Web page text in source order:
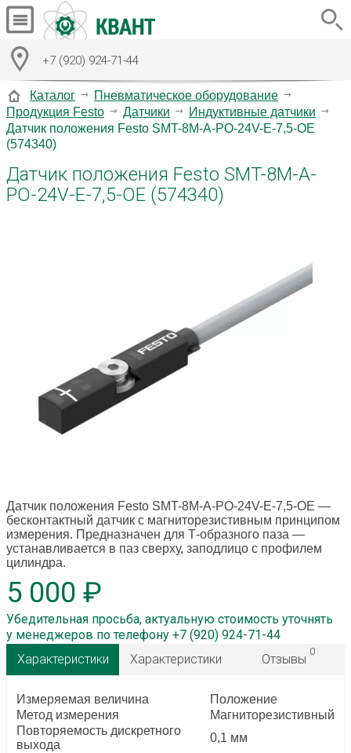
+7 (920) 924-71-44
Каталог
Пневматическое оборудование
Продукция Festo
Датчики
Индуктивные датчики
Датчик положения Festo SMT-8M-A-PO-24V-E-7,5-OE
(574340)
Датчик положения Festo SMT-8M-A-
PO-24V-E-7,5-OE (574340)
Датчик положения Festo SMT-8M-A-PO-24V-E-7,5-OE —
бесконтактный датчик с магниторезистивным принципом
измерения. Предназначен для Т-образного паза —
устанавливается в паз сверху, заподлицо с профилем
цилиндра.
5 000 ₽
Убедительная просьба, актуальную стоимость уточнять
у менеджеров по телефону +7 (920) 924-71-44
Характеристики
Характеристики Отзывы
0
Измеряемая величина
Положение
Метод измерения
Магниторезистивный
Повторяемость дискретного
выхода
0,1 мм